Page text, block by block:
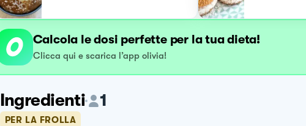
Calcola le dosi perfette per la tua dieta!
Clicca qui e scarica l’app olivia!
Ingredienti 1
PER LA FROLLA